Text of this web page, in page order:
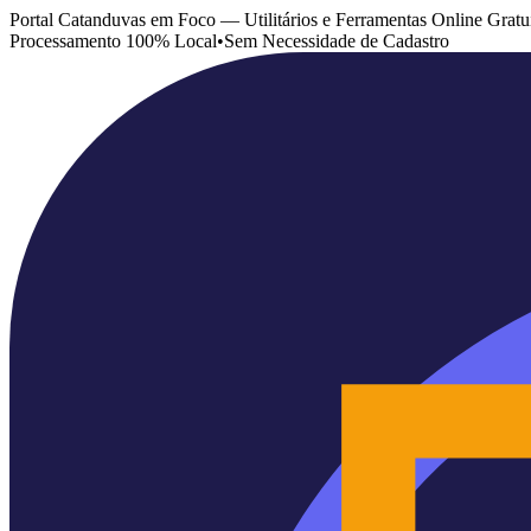
Portal Catanduvas em Foco — Utilitários e Ferramentas Online
Processamento 100% Local•Sem Necessidade de Cadastro